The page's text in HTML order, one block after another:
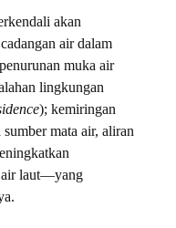
akan
air dalam
muka air
lingkungan
); kemiringan
mata air, aliran
air laut—yang